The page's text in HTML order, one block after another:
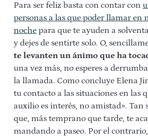
Para ser feliz basta con contar con
personas a las que poder llamar en
noche para que te ayuden a
y dejes de sentirte solo. O,
te levanten un ánimo que ha
una vez más, no esperes a
la llamada. Como concluye Elena
tu contacto a las situaciones en las
auxilio es interés, no amistad». Tan
que, más temprano que tarde, te
mandando a paseo. Por el